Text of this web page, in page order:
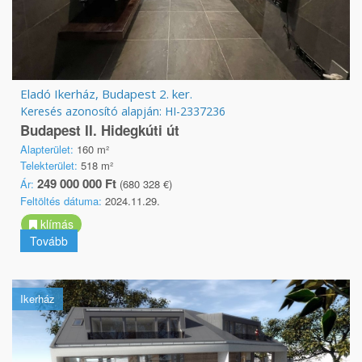
Eladó Ikerház, Budapest 2. ker.
Keresés azonosító alapján: HI-2337236
Budapest II. Hidegkúti út
Alapterület: 160 m²
Telekterület: 518 m²
Ár: 249 000 000 Ft (680 328 €)
Feltöltés dátuma: 2024.11.29.
klímás
Tovább
Ikerház